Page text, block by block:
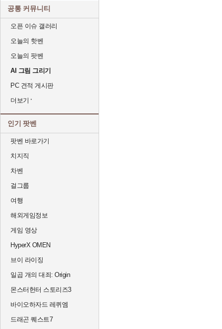
공통 커뮤니티
오픈 이슈 갤러리
오늘의 핫벤
오늘의 팟벤
AI 그림 그리기
PC 견적 게시판
더보기
인기 팟벤
팟벤 바로가기
치지직
차벤
걸그룹
여행
해외게임정보
게임 영상
HyperX OMEN
브이 라이징
일곱 개의 대죄: Origin
몬스터헌터 스토리즈3
바이오하자드 레퀴엠
드래곤 퀘스트7